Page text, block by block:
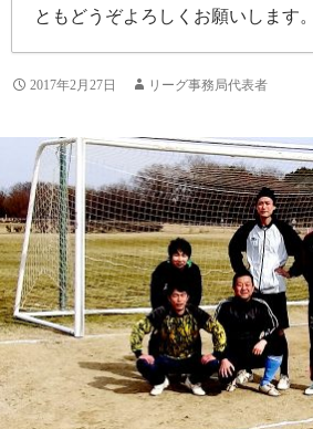
ともどうぞよろしくお願いします。
2017年2月27日 リーグ事務局代表者